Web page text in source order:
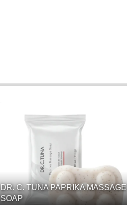
DR. C. TUNA PAPRIKA MASSAGE
SOAP